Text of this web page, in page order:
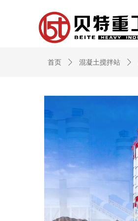
首页 ꄲ 混凝土搅拌站 ꄲ